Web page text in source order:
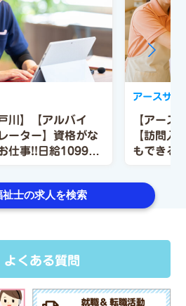
川】【アルバイ
ーター】資格がな
仕事!!日給10990
【アース
【訪問入
もできる
アースサポ
祉士の求人を検索
よくある質問